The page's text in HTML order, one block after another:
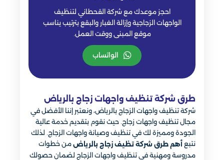
احجز موعدك مع شركة القحطاني لتنظيف
الواجهات الزجاجية وإزالة الغبار والبقع بترتيب يناسب
موقع المبنى ووقت العمل.
الواتساب
طرق شركة تنظيف واجهات زجاج بالرياض
شركة تنظيف واجهات الزجاج بالرياض، ونعتبر إننا الأفضل في
مجال تنظيف واجهات زجاج. حيث نقوم بتقديم خدمة عالية
الجودة ومميزة لك في تنظيف وصيانة واجهات الزجاج. لذلك
نتبع أهم طرق شركة تظيف زجاج بالرياض من خطوات
مدروسة ومهنية في تنظيف واجهات الزجاج لضمان حصولك